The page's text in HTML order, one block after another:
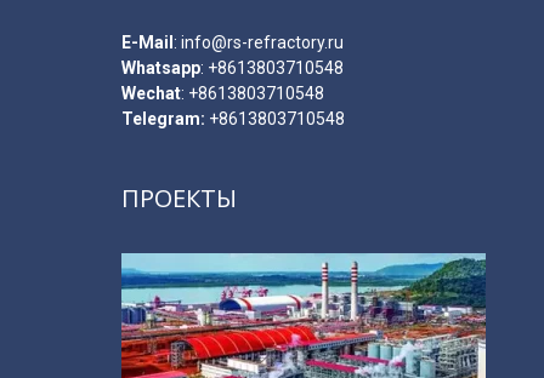
E-Мail : info@rs-refractory.ru
Whatsapp: +8613803710548
Wechat: +8613803710548
Telegram: +8613803710548
ПРОЕКТЫ